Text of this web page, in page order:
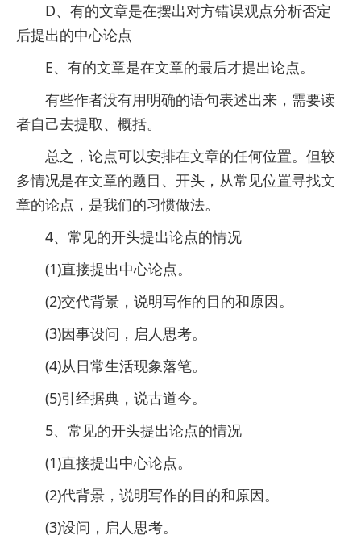
D、有的文章是在摆出对方错误观点分析否定
后提出的中心论点
E、有的文章是在文章的最后才提出论点。
有些作者没有用明确的语句表述出来，需要读
者自己去提取、概括。
总之，论点可以安排在文章的任何位置。但较
多情况是在文章的题目、开头，从常见位置寻找文
章的论点，是我们的习惯做法。
4、常见的开头提出论点的情况
(1)直接提出中心论点。
(2)交代背景，说明写作的目的和原因。
(3)因事设问，启人思考。
(4)从日常生活现象落笔。
(5)引经据典，说古道今。
5、常见的开头提出论点的情况
(1)直接提出中心论点。
(2)代背景，说明写作的目的和原因。
(3)设问，启人思考。